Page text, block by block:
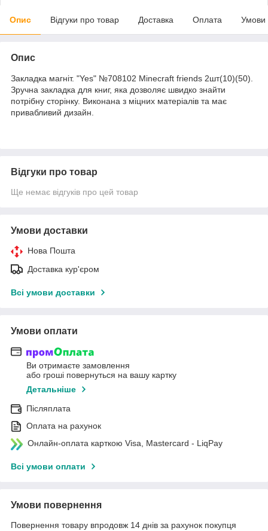
Опис Відгуки про товар Доставка Оплата Умови
Опис
Закладка магніт. "Yes" №708102 Minecraft friends 2шт(10)(50).
Зручна закладка для книг, яка дозволяє швидко знайти
потрібну сторінку. Виконана з міцних матеріалів та має
привабливий дизайн.
Відгуки про товар
Ще немає відгуків про цей товар
Умови доставки
Нова Пошта
Доставка кур'єром
Всі умови доставки
Умови оплати
Ви отримаєте замовлення
або гроші повернуться на вашу картку
Детальніше
Післяплата
Оплата на рахунок
Онлайн-оплата карткою Visa, Mastercard - LiqPay
Всі умови оплати
Умови повернення
Повернення товару впродовж 14 днів за рахунок покупця